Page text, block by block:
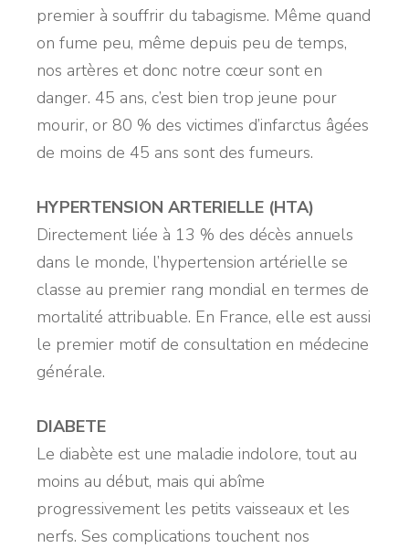
premier à souffrir du tabagisme. Même quand
on fume peu, même depuis peu de temps,
nos artères et donc notre cœur sont en
danger. 45 ans, c’est bien trop jeune pour
mourir, or 80 % des victimes d’infarctus âgées
de moins de 45 ans sont des fumeurs.
HYPERTENSION ARTERIELLE (HTA)
Directement liée à 13 % des décès annuels
dans le monde, l’hypertension artérielle se
classe au premier rang mondial en termes de
mortalité attribuable. En France, elle est aussi
le premier motif de consultation en médecine
générale.
DIABETE
Le diabète est une maladie indolore, tout au
moins au début, mais qui abîme
progressivement les petits vaisseaux et les
nerfs. Ses complications touchent nos